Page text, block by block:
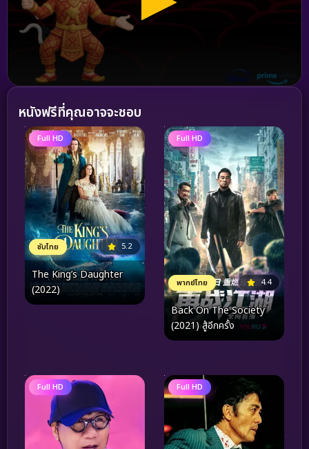
หนังฟรีที่คุณอาจจะชอบ
Full HD
ซับไทย 5.2
The King’s Daughter
(2022)
Full HD
พากย์ไทย 4.4
Back On The Society
(2021) สู้อีกครั้ง
Full HD Full HD